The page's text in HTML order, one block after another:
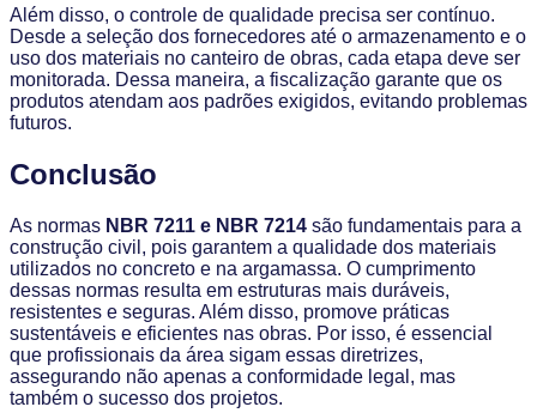
Além disso, o controle de qualidade precisa ser contínuo.
Desde a seleção dos fornecedores até o armazenamento e o
uso dos materiais no canteiro de obras, cada etapa deve ser
monitorada. Dessa maneira, a fiscalização garante que os
produtos atendam aos padrões exigidos, evitando problemas
futuros.
Conclusão
As normas NBR 7211 e NBR 7214 são fundamentais para a
construção civil, pois garantem a qualidade dos materiais
utilizados no concreto e na argamassa. O cumprimento
dessas normas resulta em estruturas mais duráveis,
resistentes e seguras. Além disso, promove práticas
sustentáveis e eficientes nas obras. Por isso, é essencial
que profissionais da área sigam essas diretrizes,
assegurando não apenas a conformidade legal, mas
também o sucesso dos projetos.